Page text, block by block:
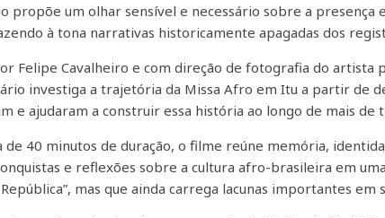
propõe um olhar sensível e necessário sobre a presença
à tona narrativas historicamente apagadas dos
Felipe Cavalheiro e com direção de fotografia do artista
investiga a trajetória da Missa Afro em Itu a partir de
e ajudaram a construir essa história ao longo de mais de
de 40 minutos de duração, o filme reúne memória,
e reflexões sobre a cultura afro-brasileira em
mas que ainda carrega lacunas importantes em